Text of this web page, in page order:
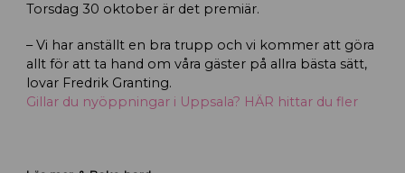
Torsdag 30 oktober är det premiär.
– Vi har anställt en bra trupp och vi kommer att göra
allt för att ta hand om våra gäster på allra bästa sätt,
lovar Fredrik Granting.
Gillar du nyöppningar i Uppsala? HÄR hittar du fler